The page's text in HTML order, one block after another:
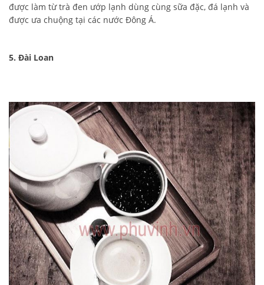
được làm từ trà đen ướp lạnh dùng cùng sữa đặc, đá lạnh và
được ưa chuộng tại các nước Đông Á.
5. Đài Loan